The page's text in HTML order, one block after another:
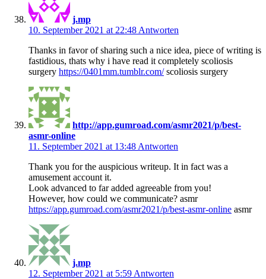
j.mp
10. September 2021 at 22:48 Antworten
Thanks in favor of sharing such a nice idea, piece of writing is
fastidious, thats why i have read it completely scoliosis
surgery https://0401mm.tumblr.com/scoliosis surgery
http://app.gumroad.com/asmr2021/p/best-
asmr-online
11. September 2021 at 13:48 Antworten
Thank you for the auspicious writeup. It in fact was a
amusement account it.
Look advanced to far added agreeable from you!
However, how could we communicate? asmr
https://app.gumroad.com/asmr2021/p/best-asmr-online asmr
j.mp
12. September 2021 at 5:59 Antworten